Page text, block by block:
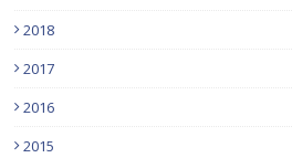
2018
2017
2016
2015